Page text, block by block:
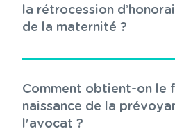
la rétrocession
de la maternité ?
Comment obtient-on le
naissance de la
l'avocat ?